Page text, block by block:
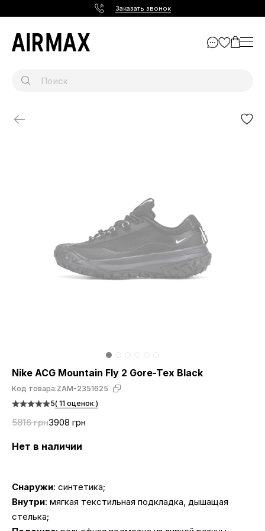
Заказать звонок
Nike ACG Mountain Fly 2 Gore-Tex Black
Код товара:ZAM-2351625
5( 11 оценок )
5816 грн3908 грн
Нет в наличии
Снаружи: синтетика;
Внутри: мягкая текстильная подкладка, дышащая
стелька;